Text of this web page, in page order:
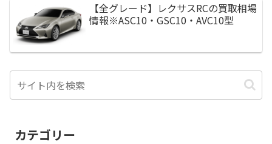
キューブ買取(下取り)価格
ノート買取(下取り)価格
ヴェゼル買取(下取り)価格
CR-V買取(下取り)価格
ワゴンR買取(下取り)価格
XV買取(下取り)価格
CX-3買取(下取り)価格
MPV買取(下取り)価格
【全グレード】レクサスRCの買取相場
情報※ASC10・GSC10・AVC10型
カテゴリー